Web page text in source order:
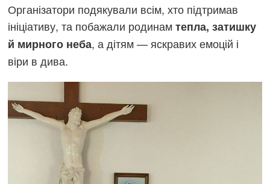
Організатори подякували всім, хто підтримав
ініціативу, та побажали родинамтепла, затишку
й мирного неба, а дітям — яскравих емоцій і
віри в дива.